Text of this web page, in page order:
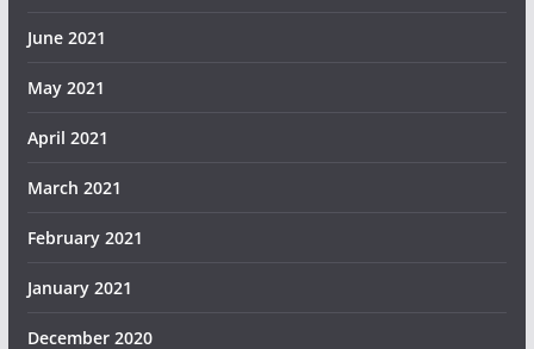
June 2021
May 2021
April 2021
March 2021
February 2021
January 2021
December 2020